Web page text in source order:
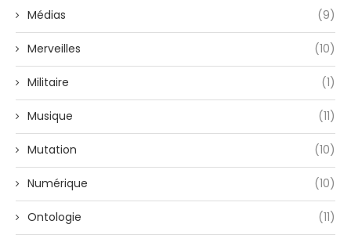
Médias (9)
Merveilles (10)
Militaire (1)
Musique (11)
Mutation (10)
Numérique (10)
Ontologie (11)